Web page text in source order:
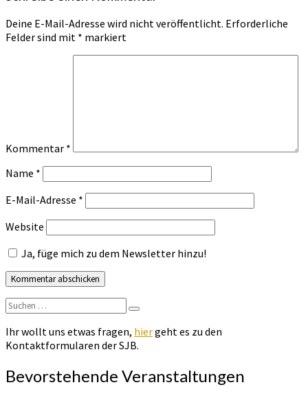
Deine E-Mail-Adresse wird nicht veröffentlicht. Erforderliche
Felder sind mit * markiert
Kommentar *
Name *
E-Mail-Adresse *
Website
Ja, füge mich zu dem Newsletter hinzu!
Suchen
nach:
Suchen
Ihr wollt uns etwas fragen, hiergeht es zu den
Kontaktformularen der SJB.
Bevorstehende Veranstaltungen